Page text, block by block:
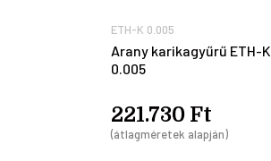
ETH-K 0.005
Arany karikagyűrű ETH-K
0.005
221.730 Ft
(átlagméretek alapján)